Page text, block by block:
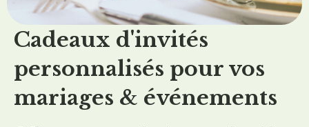
Cadeaux d'invités
personnalisés pour vos
mariages & événements